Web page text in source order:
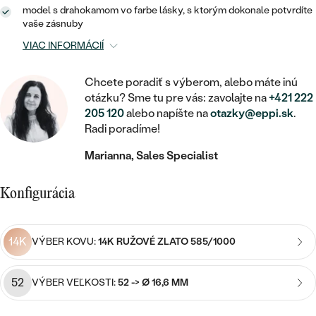
RUČNE RYTÉ
S VÝPLŇOU
SVADOBNÉ SETY
PODĽA CENY
CENOVO DOSTUPNÉ
LUXUSNÉ
ZAČAŤ S DIAMANTOM
ZAČAŤ S LABGROWN DIAMANTOM
PODĽA DRAHOKAMU
DIAMANT
FAREBNÝ DIAMANT
ČIERNY DIAMANT
DETSKÉ ŠPERKY
DOPLNKY
PODĽA MATERIÁLU
STRIEBORNÉ
PLATINOVÉ
PODĽA DRAHOKAMU
DETSKÉ
PIERCING
PODĽA DRAHOKAMU
S DIAMANTMI
S DRAHOKAMAMI
S PERLAMI
PODĽA CENY
CENOVO DOSTUPNÉ
LUXUSNÉ
MEDAILÓNY
V TVARE SRDCA
SO ZVIERATAMI
S DIAMANTMI
S DRAHOKAMAMI
S PERLAMI
PODĽA DRAHOKAMU
S DIAMANTMI
PODĽA CENY
CENOVO DOSTUPNÉ
model s drahokamom vo farbe lásky, s ktorým dokonale potvrdíte
vaše zásnuby
VIAC INFORMÁCIÍ
Chcete poradiť s výberom, alebo máte inú
otázku? Sme tu pre vás: zavolajte na+421 222
205 120alebo napíšte naotazky@eppi.sk.
Radi poradíme!
Marianna, Sales Specialist
Konfigurácia
14K VÝBER KOVU:14K RUŽOVÉ ZLATO 585/1000
52 VÝBER VEĽKOSTI:52 -> Ø 16,6 MM